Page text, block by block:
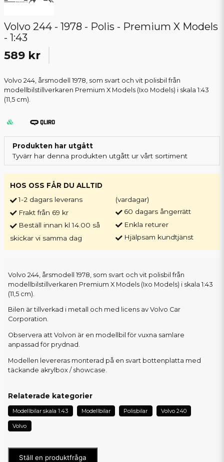
Volvo 244 - 1978 - Polis - Premium X Models
- 1:43
589 kr
Volvo 244, årsmodell 1978, som svart och vit polisbil från
modellbilstillverkaren Premium X Models (Ixo Models) i skala 1:43
(11,5 cm).
Produkten har utgått
Tyvärr har denna produkten utgått ur vårt sortiment
HOS OSS FÅR DU ALLTID
1-2 dagars leverans
Frakt från 69 kr
Beställ innan kl 14.00 så
skickar vi samma dag
(vardagar)
60 dagars ångerrätt
Enkla returer
Hjälpsam kundtjänst
Volvo 244, årsmodell 1978, som svart och vit polisbil från
modellbilstillverkaren Premium X Models (Ixo Models) i skala 1:43
(11,5 cm).
Bilen är tillverkad i metall och med licens av Volvo Car
Corporation.
Observera att Volvon är en modellbil för vuxna samlare
anpassad för prydnad.
Modellen levereras monterad på en svart bottenplatta med
täckande akrylbox / showcase.
Relaterade kategorier
Modellbilar skala 1:43 Modellbilar Polisbilar Volvo 240
Volvo
Ställ en produktfråga